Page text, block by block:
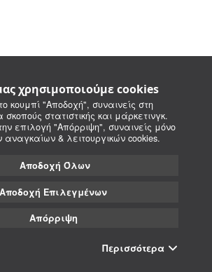
χρησιμοποιούμε cookies
κουμπί "Αποδοχή", συναινείς στη
σκοπούς στατιστικής και μάρκετινγκ.
επιλογή "Απόρριψη", συναινείς μόνο
αναγκαίων & λειτουργικών cookies.
Αποδοχή Όλων
Αποδοχή Επιλεγμένων
Απόρριψη
Περισσότερα